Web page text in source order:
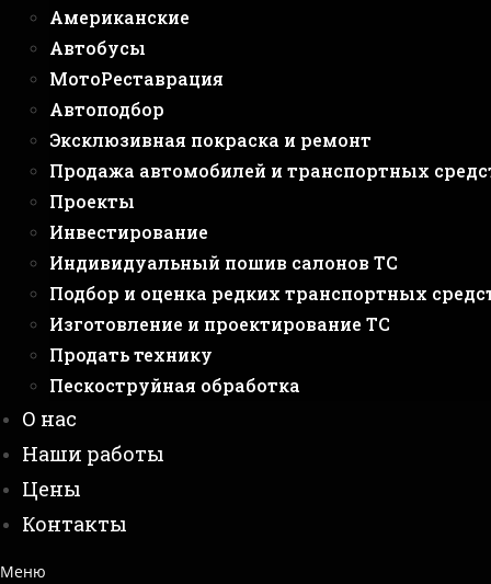
Американские
Автобусы
МотоРеставрация
Автоподбор
Эксклюзивная покраска и ремонт
Продажа автомобилей и транспортных
Проекты
Инвестирование
Индивидуальный пошив салонов ТС
Подбор и оценка редких транспортных
Изготовление и проектирование ТС
Продать технику
Пескоструйная обработка
О нас
Наши работы
Цены
Контакты
Меню